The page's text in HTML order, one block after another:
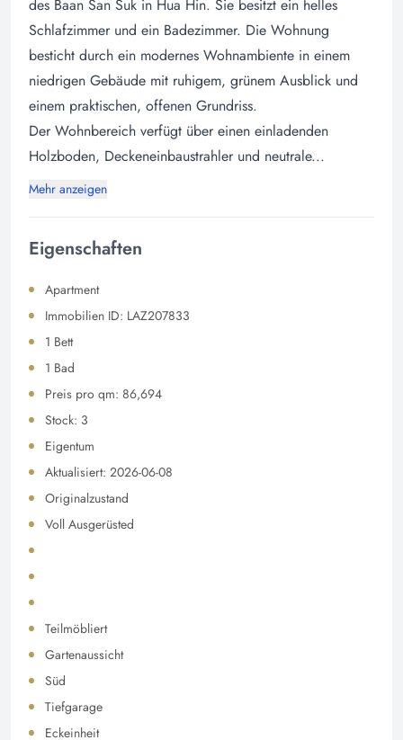
des Baan San Suk in Hua Hin. Sie besitzt ein helles
Schlafzimmer und ein Badezimmer. Die Wohnung
besticht durch ein modernes Wohnambiente in einem
niedrigen Gebäude mit ruhigem, grünem Ausblick und
einem praktischen, offenen Grundriss.
Der Wohnbereich verfügt über einen einladenden
Holzboden, Deckeneinbaustrahler und neutrale...
Mehr anzeigen
Eigenschaften
Apartment
Immobilien ID: LAZ207833
1 Bett
1 Bad
Preis pro qm: 86,694
Stock: 3
Eigentum
Aktualisiert: 2026-06-08
Originalzustand
Voll Ausgerüsted
Teilmöbliert
Gartenaussicht
Süd
Tiefgarage
Eckeinheit